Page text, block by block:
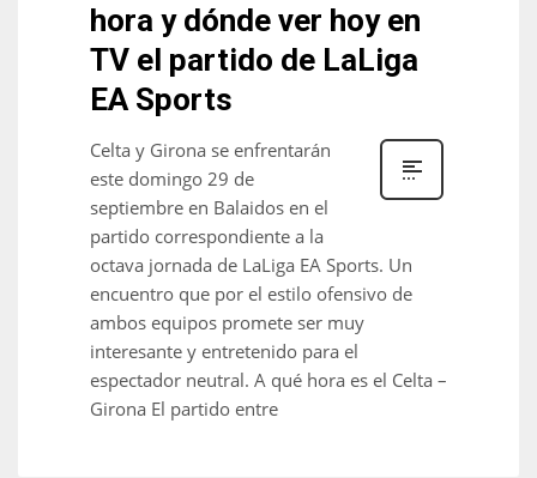
hora y dónde ver hoy en
TV el partido de LaLiga
EA Sports
Celta y Girona se enfrentarán
este domingo 29 de
septiembre en Balaidos en el
partido correspondiente a la
octava jornada de LaLiga EA Sports. Un
encuentro que por el estilo ofensivo de
ambos equipos promete ser muy
interesante y entretenido para el
espectador neutral. A qué hora es el Celta –
Girona El partido entre